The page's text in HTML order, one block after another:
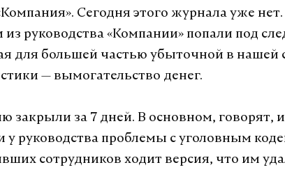
Сегодня этого журнала уже
из руководства «Компании» попали под
для большей частью убыточной в нашей
— вымогательство денег.
закрыли за 7 дней. В основном, говорят,
у руководства проблемы с уголовным
сотрудников ходит версия, что им